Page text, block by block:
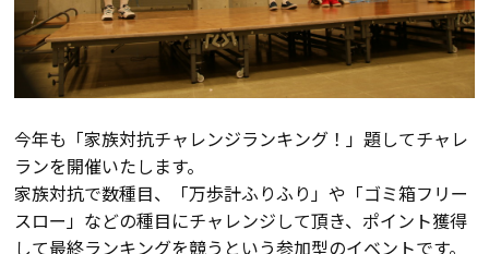
断熱・気密性能と快適性
長期優良住宅
ZEH
ラインナップ
今年も「家族対抗チャレンジランキング！」題してチャレ
ランを開催いたします。
家族対抗で数種目、「万歩計ふりふり」や「ゴミ箱フリー
スロー」などの種目にチャレンジして頂き、ポイント獲得
して最終ランキングを競うという参加型のイベントです。